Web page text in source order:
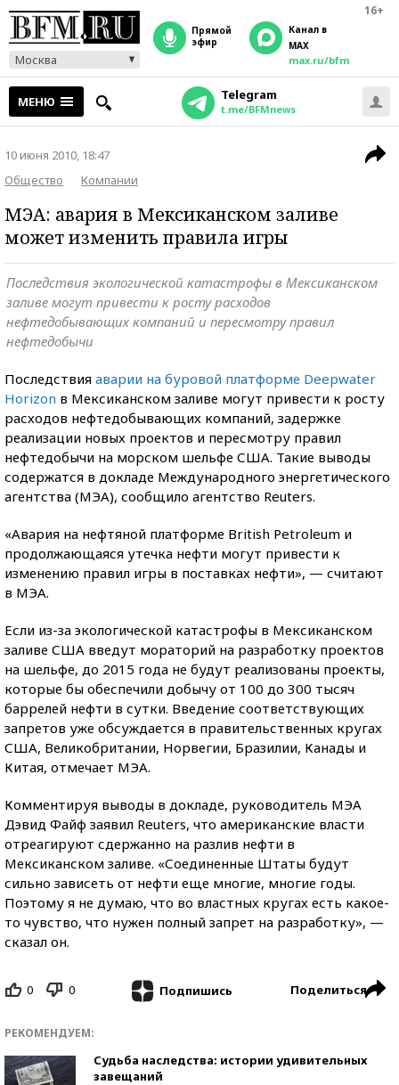
16+
Москва
прямой
эфир
Канал в
MAX
max.ru/bfm
МЕНЮ Telegram
t.me/BFMnews
10 июня 2010, 18:47
Общество
Компании
МЭА: авария в Мексиканском заливе
может изменить правила игры
Последствия экологической катастрофы в Мексиканском
заливе могут привести к росту расходов
нефтедобывающих компаний и пересмотру правил
нефтедобычи
Последствия аварии на буровой платформе Deepwater
Horizon в Мексиканском заливе могут привести к росту
расходов нефтедобывающих компаний, задержке
реализации новых проектов и пересмотру правил
нефтедобычи на морском шельфе США. Такие выводы
содержатся в докладе Международного энергетического
агентства (МЭА), сообщило агентство Reuters.
«Авария на нефтяной платформе Вritish Рetroleum и
продолжающаяся утечка нефти могут привести к
изменению правил игры в поставках нефти», — считают
в МЭА.
Если из-за экологической катастрофы в Мексиканском
заливе США введут мораторий на разработку проектов
на шельфе, до 2015 года не будут реализованы проекты,
которые бы обеспечили добычу от 100 до 300 тысяч
баррелей нефти в сутки. Введение соответствующих
запретов уже обсуждается в правительственных кругах
США, Великобритании, Норвегии, Бразилии, Канады и
Китая, отмечает МЭА.
Комментируя выводы в докладе, руководитель МЭА
Дэвид Файф заявил Reuters, что американские власти
отреагируют сдержанно на разлив нефти в
Мексиканском заливе. «Соединенные Штаты будут
сильно зависеть от нефти еще многие, многие годы.
Поэтому я не думаю, что во властных кругах есть какое-
то чувство, что нужен полный запрет на разработку», —
сказал он.
0 0 Подпишись Поделиться
РЕКОМЕНДУЕМ:
Судьба наследства: истории удивительных
завещаний